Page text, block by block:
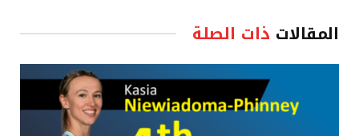
المقالات ذات الصلة